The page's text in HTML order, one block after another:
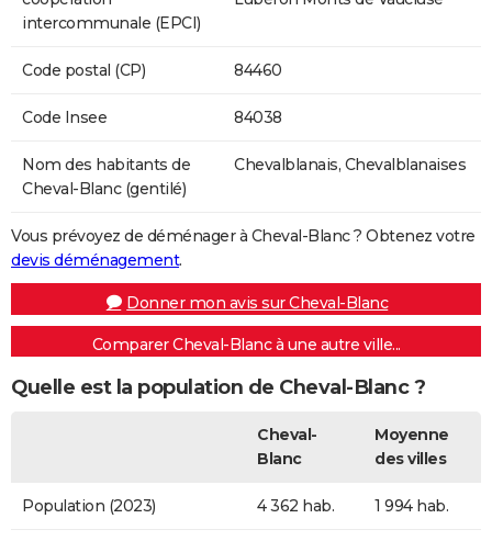
intercommunale (EPCI)
Code postal (CP) 84460
Code Insee 84038
Nom des habitants de
Cheval-Blanc (gentilé)
Chevalblanais, Chevalblanaises
Vous prévoyez de déménager à Cheval-Blanc ? Obtenez votre
devis déménagement.
Donner mon avis sur Cheval-Blanc
Comparer Cheval-Blanc à une autre ville...
Quelle est la population de Cheval-Blanc ?
Cheval-
Blanc
Moyenne
des villes
Population (2023) 4 362 hab. 1 994 hab.